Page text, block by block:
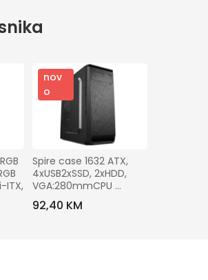
ITX,
nov
o
Spire case 1632 ATX,
4xUSB2xSSD, 2xHDD,
VGA:280mmCPU
Cooler:130mm, ATX,
Micro ATX
92,40 KM